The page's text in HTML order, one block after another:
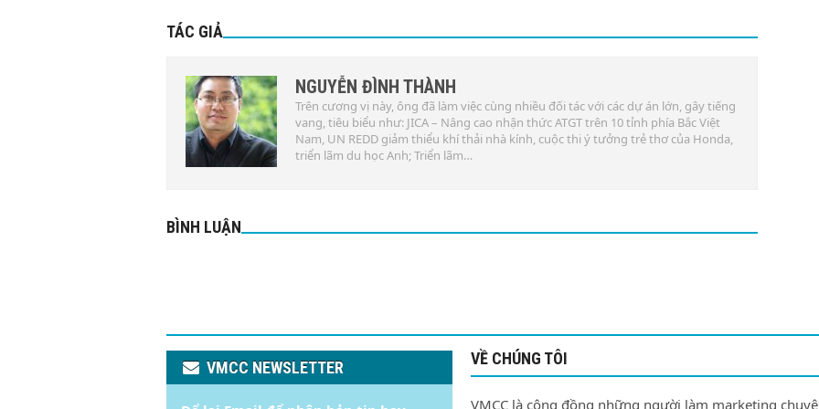
TÁC GIẢ
NGUYỄN ĐÌNH THÀNH
Trên cương vị này, ông đã làm việc cùng nhiều đối tác với các dự án lớn, gây tiếng
vang, tiêu biểu như: JICA – Nâng cao nhận thức ATGT trên 10 tỉnh phía Bắc Việt
Nam, UN REDD giảm thiểu khí thải nhà kính, cuộc thi ý tưởng trẻ thơ của Honda,
triển lãm du học Anh; Triển lãm…
BÌNH LUẬN
VMCC NEWSLETTER VỀ CHÚNG TÔI
VMCC là cộng đồng những người làm marketing